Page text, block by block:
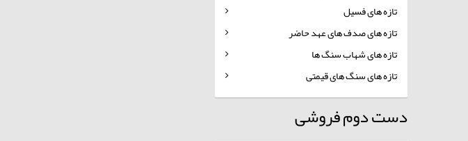
تازه های فسیل
تازه های صدف های عهد حاضر
تازه های شهاب سنگ ها
تازه های سنگ های قیمتی
دست دوم فروشی